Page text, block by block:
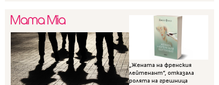
„Жената на френския
лейтенант“, отказала
ролята на грешница